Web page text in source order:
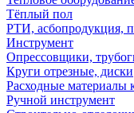
Тёплый пол
РТИ, асбопродукция,
Инструмент
Опрессовщики,
Круги отрезные, диски
Расходные материалы
Ручной инструмент